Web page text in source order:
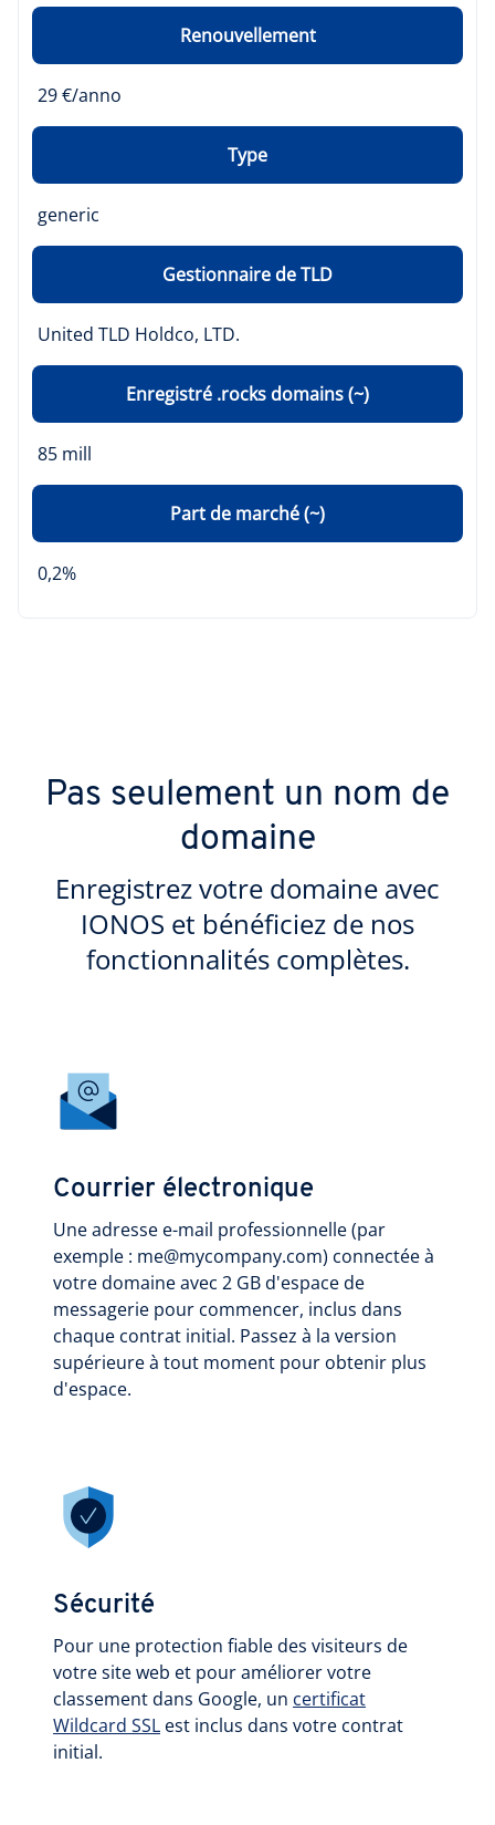
Renouvellement
29 €/anno
Type
generic
Gestionnaire de TLD
United TLD Holdco, LTD.
Enregistré .rocks domains (~)
85 mill
Part de marché (~)
0,2%
Pas seulement un nom de
domaine
Enregistrez votre domaine avec
IONOS et bénéficiez de nos
fonctionnalités complètes.
Courrier électronique
Une adresse e-mail professionnelle (par
exemple : me@mycompany.com) connectée à
votre domaine avec 2 GB d'espace de
messagerie pour commencer, inclus dans
chaque contrat initial. Passez à la version
supérieure à tout moment pour obtenir plus
d'espace.
Sécurité
Pour une protection fiable des visiteurs de
votre site web et pour améliorer votre
classement dans Google, un certificat
Wildcard SSL est inclus dans votre contrat
initial.